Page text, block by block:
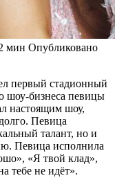
мин Опубликовано
первый стадионный
шоу-бизнеса певицы
настоящим шоу,
Певица
талант, но и
Певица исполнила
«Я твой клад»,
тебе не идёт».